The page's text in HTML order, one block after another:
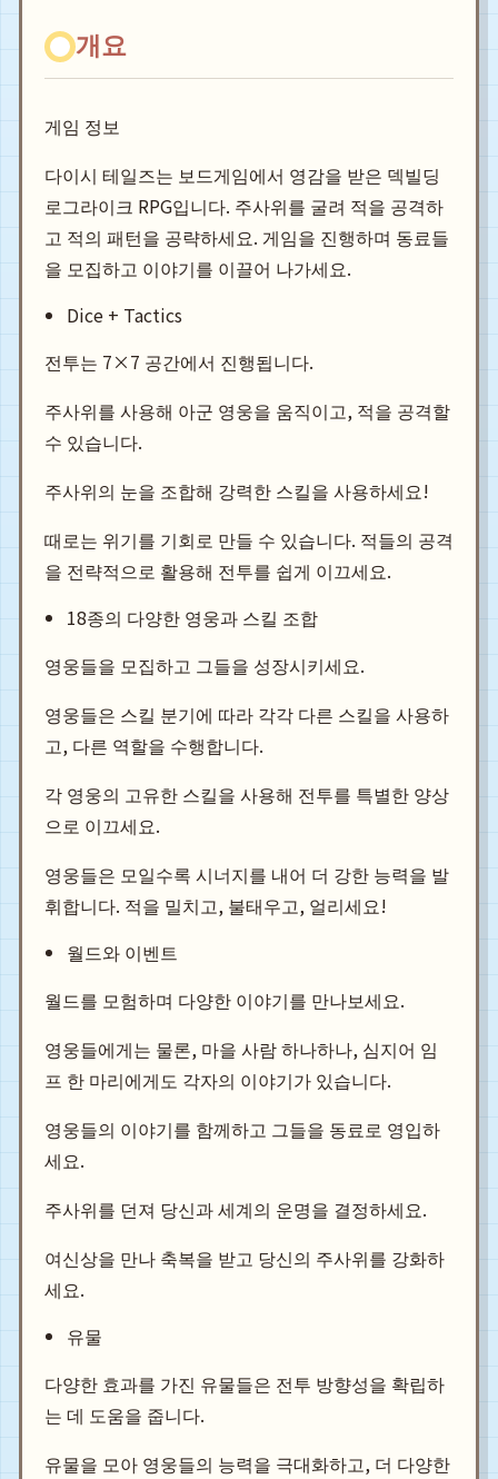
개요
게임 정보
다이시 테일즈는 보드게임에서 영감을 받은 덱빌딩
로그라이크 RPG입니다. 주사위를 굴려 적을 공격하
고 적의 패턴을 공략하세요. 게임을 진행하며 동료들
을 모집하고 이야기를 이끌어 나가세요.
Dice + Tactics
전투는 7×7 공간에서 진행됩니다.
주사위를 사용해 아군 영웅을 움직이고, 적을 공격할
수 있습니다.
주사위의 눈을 조합해 강력한 스킬을 사용하세요!
때로는 위기를 기회로 만들 수 있습니다. 적들의 공격
을 전략적으로 활용해 전투를 쉽게 이끄세요.
18종의 다양한 영웅과 스킬 조합
영웅들을 모집하고 그들을 성장시키세요.
영웅들은 스킬 분기에 따라 각각 다른 스킬을 사용하
고, 다른 역할을 수행합니다.
각 영웅의 고유한 스킬을 사용해 전투를 특별한 양상
으로 이끄세요.
영웅들은 모일수록 시너지를 내어 더 강한 능력을 발
휘합니다. 적을 밀치고, 불태우고, 얼리세요!
월드와 이벤트
월드를 모험하며 다양한 이야기를 만나보세요.
영웅들에게는 물론, 마을 사람 하나하나, 심지어 임
프 한 마리에게도 각자의 이야기가 있습니다.
영웅들의 이야기를 함께하고 그들을 동료로 영입하
세요.
주사위를 던져 당신과 세계의 운명을 결정하세요.
여신상을 만나 축복을 받고 당신의 주사위를 강화하
세요.
유물
다양한 효과를 가진 유물들은 전투 방향성을 확립하
는 데 도움을 줍니다.
유물을 모아 영웅들의 능력을 극대화하고, 더 다양한